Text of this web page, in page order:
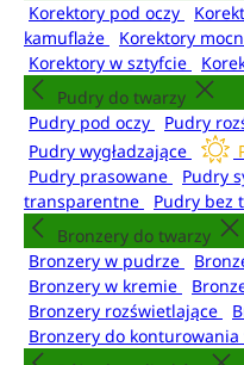
Korektory pod oczy
kamuflaże
Korektory
Korektory w sztyfcie
Pudry do twarzy
Pudry pod oczy
Pudry
Pudry wygładzające
Pudry prasowane
Pudry
transparentne
Pudry bez
Bronzery do twarzy
Bronzery w pudrze
Bronzery w kremie
Bronzery rozświetlające
Bronzery do